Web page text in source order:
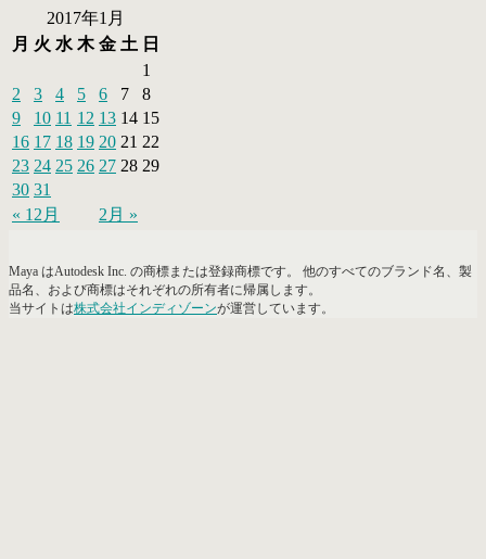
2017年1月
月 火 水 木 金 土 日
« 12月 2月 »
1
2
3 4 5 6 7
8
9
10 11 12 13 14 15
16 17 18 19 20 21 22
23 24 25 26 27 28 29
30 31
Maya はAutodesk Inc. の商標または登録商標です。 他のすべてのブランド名、製
品名、および商標はそれぞれの所有者に帰属します。
当サイトは株式会社インディゾーンが運営しています。